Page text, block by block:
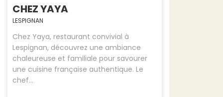
CHEZ YAYA
LESPIGNAN
Chez Yaya, restaurant convivial à
Lespignan, découvrez une ambiance
chaleureuse et familiale pour savourer
une cuisine française authentique. Le
chef...